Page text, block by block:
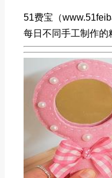
51费宝（
每日不同手工制作的